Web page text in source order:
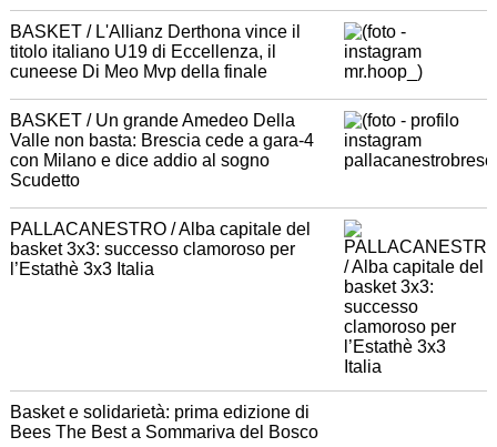
BASKET / L'Allianz Derthona vince il
titolo italiano U19 di Eccellenza, il
cuneese Di Meo Mvp della finale
BASKET / Un grande Amedeo Della
Valle non basta: Brescia cede a gara-4
con Milano e dice addio al sogno
Scudetto
PALLACANESTRO / Alba capitale del
basket 3x3: successo clamoroso per
l’Estathè 3x3 Italia
Basket e solidarietà: prima edizione di
Bees The Best a Sommariva del Bosco